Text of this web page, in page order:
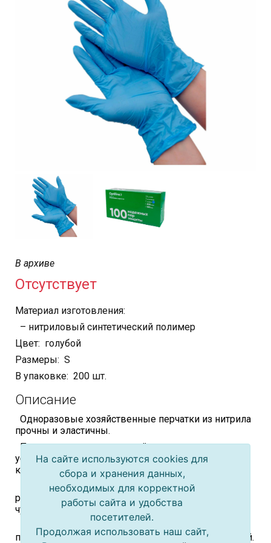
В архиве
Отсутствует
Материал изготовления:
– нитриловый синтетический полимер
Цвет: голубой
Размеры: S
В упаковке: 200 шт.
Описание
Одноразовые хозяйственные перчатки из нитрила
прочны и эластичны.
Предназначены для полной защиты рук во время
уборки, приготовления пищи и проведения
косметических процедур.
Перчатки легко надеваются, отлично облегают
руку, не стесняют движений, не нарушают
чувствительности пальцев.
Нитрил не вызывает аллергии, не имеет запаха,
поэтому перчатки разрешены для контакта с пищей.
На сайте используются cookies для
сбора и хранения данных,
необходимых для корректной
работы сайта и удобства
посетителей.
Продолжая использовать наш сайт,